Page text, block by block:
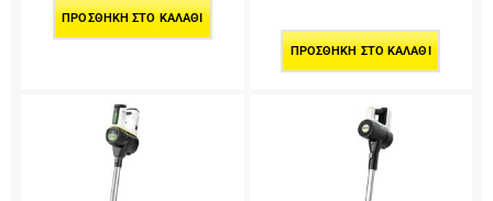
ΠΡΟΣΘΉΚΗ ΣΤΟ ΚΑΛΆΘΙ
ΠΡΟΣΘΉΚΗ ΣΤΟ ΚΑΛΆΘΙ